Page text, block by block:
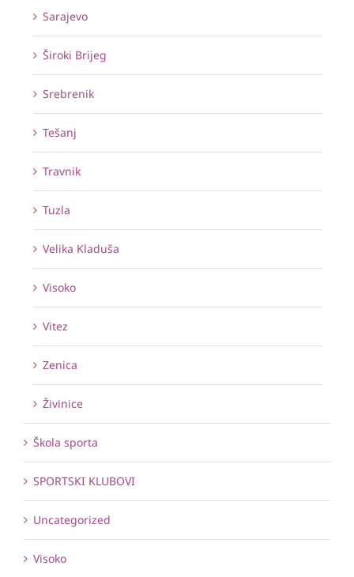
Sarajevo
Široki Brijeg
Srebrenik
Tešanj
Travnik
Tuzla
Velika Kladuša
Visoko
Vitez
Zenica
Živinice
Škola sporta
SPORTSKI KLUBOVI
Uncategorized
Visoko